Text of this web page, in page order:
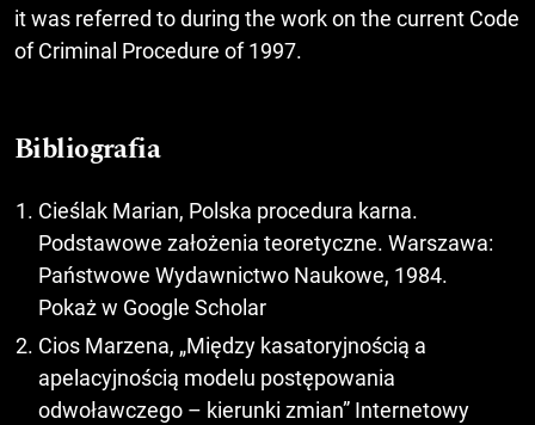
it was referred to during the work on the current Code
of Criminal Procedure of 1997.
Bibliografia
Cieślak Marian, Polska procedura karna.
Podstawowe założenia teoretyczne. Warszawa:
Państwowe Wydawnictwo Naukowe, 1984.
Pokaż w Google Scholar
Cios Marzena, „Między kasatoryjnością a
apelacyjnością modelu postępowania
odwoławczego – kierunki zmian” Internetowy